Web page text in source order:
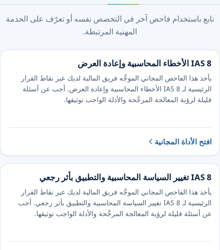
تابع باستخدام فاحص آخر في التخصص نفسه أو تعرّف على الخدمة
المهنية المرتبطة.
IAS 8 الأخطاء المحاسبية وإعادة العرض
يأخذ هذا الفاحص المجاني الموجَّه فريق المالية لديك عبر نقاط القرار
الرئيسية لـ IAS 8 الأخطاء المحاسبية وإعادة العرض. أجب عن أسئلة
قليلة لرؤية المعالجة المرجَّحة والأدلة الواجب توثيقها.
افتح الأداة المجانية
IAS 8 تغيير السياسة المحاسبية والتطبيق بأثر رجعي
يأخذ هذا الفاحص المجاني الموجَّه فريق المالية لديك عبر نقاط القرار
الرئيسية لـ IAS 8 تغيير السياسة المحاسبية والتطبيق بأثر رجعي. أجب
عن أسئلة قليلة لرؤية المعالجة المرجَّحة والأدلة الواجب توثيقها.